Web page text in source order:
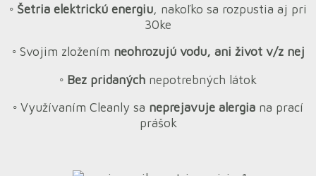
◦ Šetria elektrickú energiu, nakoľko sa rozpustia aj pri
30ke
◦ Svojim zložením neohrozujú vodu, ani život v/z nej
◦ Bez pridaných nepotrebných látok
◦ Využívaním Cleanly sa neprejavuje alergia na prací
prášok